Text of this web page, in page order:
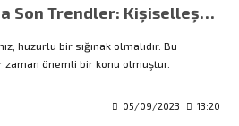
Ev Dekorasyonunda Son Trendler: Kişiselleştirilmiş Ev Tekstili Ürünleri
huzurlu bir sığınak olmalıdır. Bu
zaman önemli bir konu olmuştur.
05/09/2023 13:20